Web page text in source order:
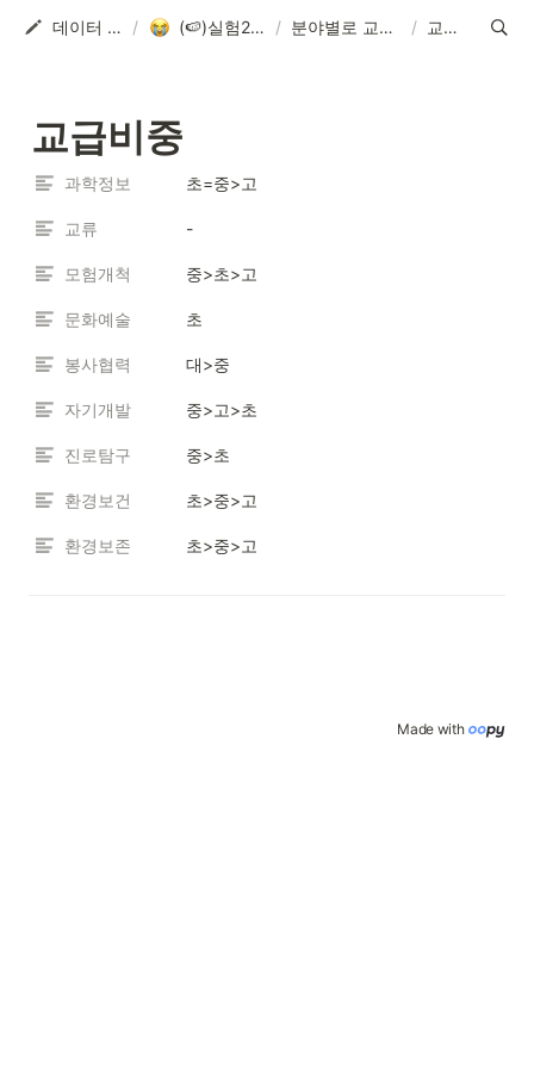
데이터 분석 실습실 / (🍉)실험2_백투더 2019 / 분야별로 교급은 어떻게 등장하고 있을까? / 교급비중
교급비중
과학정보 초=중>고
교류 -
모험개척 중>초>고
문화예술 초
봉사협력 대>중
자기개발 중>고>초
진로탐구 중>초
환경보건 초>중>고
환경보존 초>중>고
Made with